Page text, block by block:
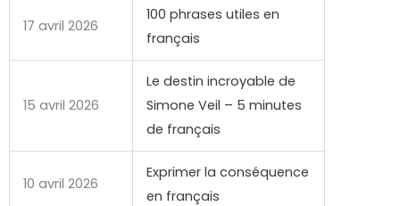
17 avril 2026
100 phrases utiles en
français
15 avril 2026
Le destin incroyable de
Simone Veil – 5 minutes
de français
10 avril 2026
Exprimer la conséquence
en français